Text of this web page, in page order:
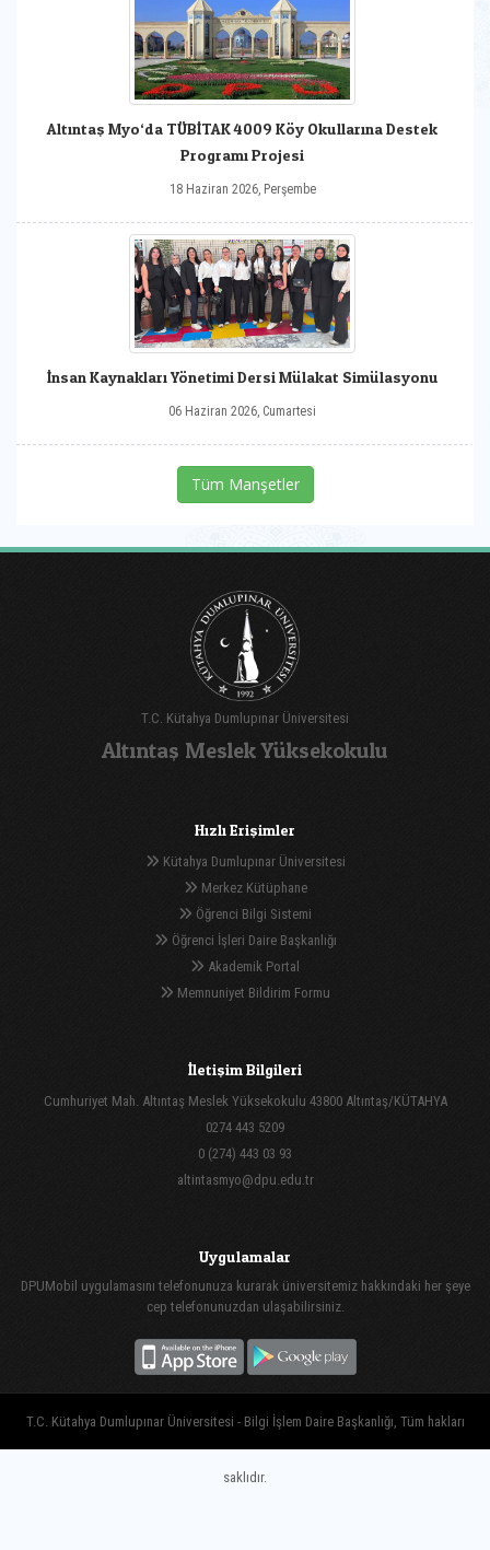
Altıntaş Myo‘da TÜBİTAK 4009 Köy Okullarına Destek
Programı Projesi
18 Haziran 2026, Perşembe
İnsan Kaynakları Yönetimi Dersi Mülakat Simülasyonu
06 Haziran 2026, Cumartesi
Tüm Manşetler
T.C. Kütahya Dumlupınar Üniversitesi
Altıntaş Meslek Yüksekokulu
Hızlı Erişimler
Kütahya Dumlupınar Üniversitesi
Merkez Kütüphane
Öğrenci Bilgi Sistemi
Öğrenci İşleri Daire Başkanlığı
Akademik Portal
Memnuniyet Bildirim Formu
İletişim Bilgileri
Cumhuriyet Mah. Altıntaş Meslek Yüksekokulu 43800 Altıntaş/KÜTAHYA
0274 443 5209
0 (274) 443 03 93
altintasmyo@dpu.edu.tr
Uygulamalar
DPUMobil uygulamasını telefonunuza kurarak üniversitemiz hakkındaki her şeye
cep telefonunuzdan ulaşabilirsiniz.
T.C. Kütahya Dumlupınar Üniversitesi - Bilgi İşlem Daire Başkanlığı, Tüm hakları
saklıdır.